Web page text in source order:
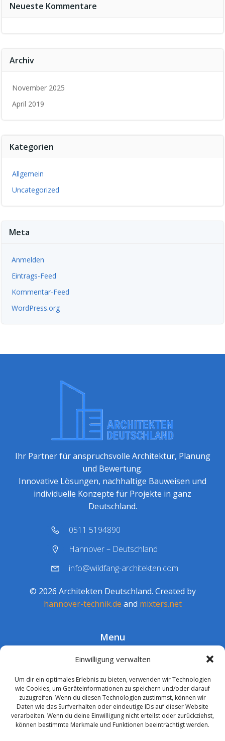
Einwilligung verwalten
Um dir ein optimales Erlebnis zu bieten, verwenden wir Technologien
wie Cookies, um Geräteinformationen zu speichern und/oder darauf
zuzugreifen. Wenn du diesen Technologien zustimmst, können wir
Daten wie das Surfverhalten oder eindeutige IDs auf dieser Website
verarbeiten. Wenn du deine Einwilligung nicht erteilst oder zurückziehst,
können bestimmte Merkmale und Funktionen beeinträchtigt werden.
Neueste Kommentare
Archiv
November 2025
April 2019
Kategorien
Allgemein
Uncategorized
Meta
Anmelden
Eintrags-Feed
Kommentar-Feed
WordPress.org
Ihr Partner für anspruchsvolle Architektur, Planung
und Bewertung.
Innovative Lösungen, nachhaltige Bauweisen und
individuelle Konzepte für Projekte in ganz
Deutschland.
0511 5194890
Hannover – Deutschland
info@wildfang-architekten.com
© 2026 Architekten Deutschland. Created by
hannover-technik.de and mixters.net
Menu
Barrierefreiheit
Impressum